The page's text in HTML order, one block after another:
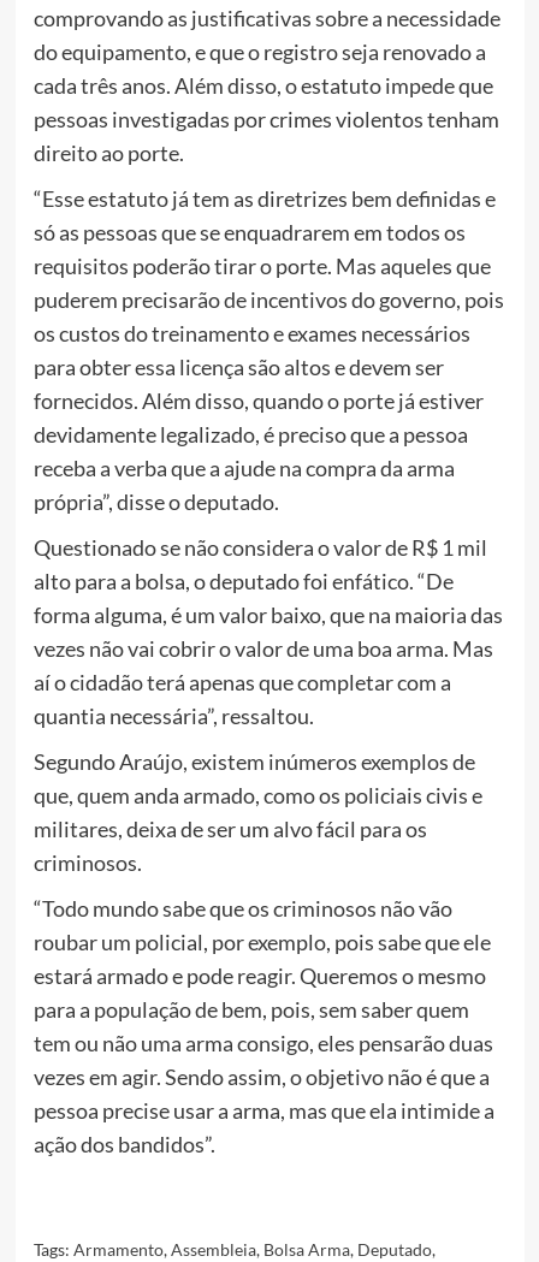
comprovando as justificativas sobre a necessidade
do equipamento, e que o registro seja renovado a
cada três anos. Além disso, o estatuto impede que
pessoas investigadas por crimes violentos tenham
direito ao porte.
“Esse estatuto já tem as diretrizes bem definidas e
só as pessoas que se enquadrarem em todos os
requisitos poderão tirar o porte. Mas aqueles que
puderem precisarão de incentivos do governo, pois
os custos do treinamento e exames necessários
para obter essa licença são altos e devem ser
fornecidos. Além disso, quando o porte já estiver
devidamente legalizado, é preciso que a pessoa
receba a verba que a ajude na compra da arma
própria”, disse o deputado.
Questionado se não considera o valor de R$ 1 mil
alto para a bolsa, o deputado foi enfático. “De
forma alguma, é um valor baixo, que na maioria das
vezes não vai cobrir o valor de uma boa arma. Mas
aí o cidadão terá apenas que completar com a
quantia necessária”, ressaltou.
Segundo Araújo, existem inúmeros exemplos de
que, quem anda armado, como os policiais civis e
militares, deixa de ser um alvo fácil para os
criminosos.
“Todo mundo sabe que os criminosos não vão
roubar um policial, por exemplo, pois sabe que ele
estará armado e pode reagir. Queremos o mesmo
para a população de bem, pois, sem saber quem
tem ou não uma arma consigo, eles pensarão duas
vezes em agir. Sendo assim, o objetivo não é que a
pessoa precise usar a arma, mas que ela intimide a
ação dos bandidos”.
Tags: Armamento,Assembleia, Bolsa Arma, Deputado,